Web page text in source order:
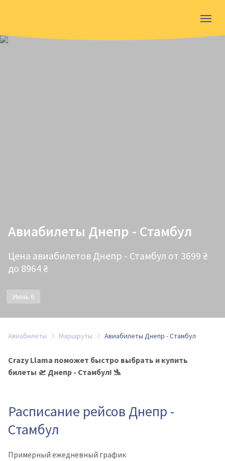
Авиабилеты Днепр - Стамбул
Цена авиабилетов Днепр - Стамбул от 3699 ₴
до 8964 ₴
Июнь 6
Авиабилеты Маршруты Авиабилеты Днепр - Стамбул
Crazy Llama поможет быстро выбрать и купить
билеты 🛫 Днепр - Стамбул! 🛬
Расписание рейсов Днепр -
Стамбул
Примерный ежедневный график